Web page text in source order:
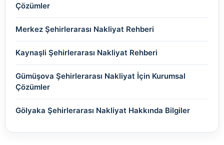
Çözümler
Merkez Şehirlerarası Nakliyat Rehberi
Kaynaşli Şehirlerarası Nakliyat Rehberi
Gümüşova Şehirlerarası Nakliyat İçin Kurumsal
Çözümler
Gölyaka Şehirlerarası Nakliyat Hakkında Bilgiler